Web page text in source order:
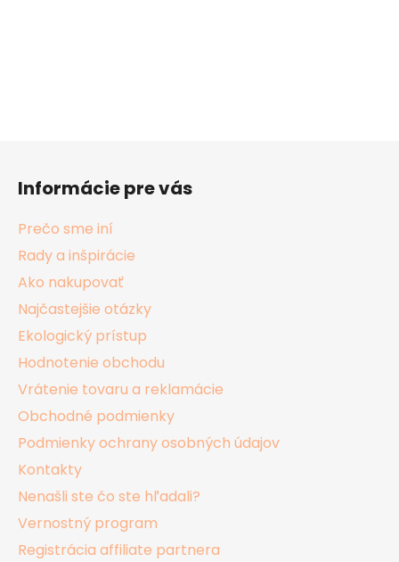
Informácie pre vás
Prečo sme iní
Rady a inšpirácie
Ako nakupovať
Najčastejšie otázky
Ekologický prístup
Hodnotenie obchodu
Vrátenie tovaru a reklamácie
Obchodné podmienky
Podmienky ochrany osobných údajov
Kontakty
Nenašli ste čo ste hľadali?
Vernostný program
Registrácia affiliate partnera